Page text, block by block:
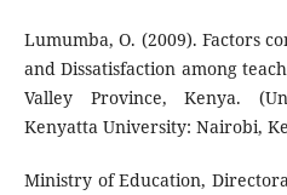
Lumumba, O. (2009). Factors
and Dissatisfaction among
Valley Province, Kenya.
Kenyatta University: Nairobi,
Ministry of Education,